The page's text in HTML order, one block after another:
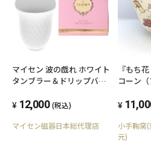
マイセン 波の戯れ ホワイト
タンブラー＆ドリップバッ
りモール限定・送料込】
12,000 (税込)
マイセン磁器日本総代理店
『もち
コーン（
小手鞠窯
元)